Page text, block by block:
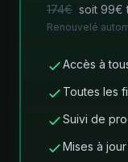
174€ soit 99€
Renouvelé
Accès à
Toutes les
Suivi de
Mises à